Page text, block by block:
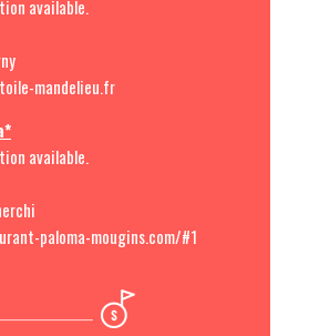
available.
mandelieu.fr
available.
paloma-mougins.com/#1